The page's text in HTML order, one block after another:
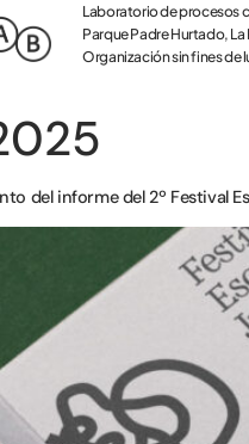
Laboratorio de procesos
Parque Padre Hurtado, La
Organización sin fines de
del informe del 2º Festival